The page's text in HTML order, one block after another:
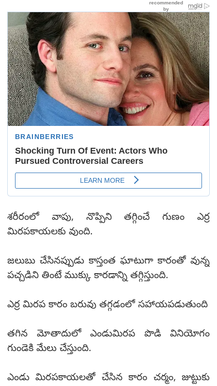
శరీరంలో వాపు, నొప్పిని తగ్గించే గుణం ఎర్ర
మిరపకాయలకు వుంది.
జలుబు చేసినప్పుడు కాస్తంత ఘాటుగా కారంతో వున్న
పచ్చడిని తింటే ముక్కు కారడాన్ని తగ్గిస్తుంది.
ఎర్ర మిరప కారం బరువు తగ్గడంలో సహాయపడుతుంది
తగిన మోతాదులో ఎండుమిరప పొడి వినియోగం
గుండెకి మేలు చేస్తుంది.
ఎండు మిరపకాయలతో చేసిన కారం చర్మం, జుట్టుకు